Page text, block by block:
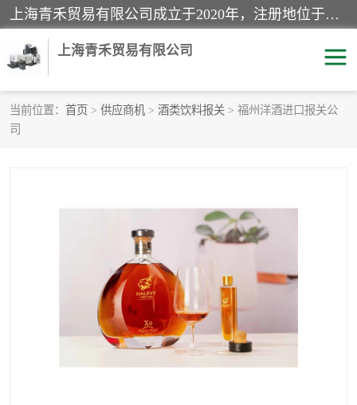
上海青禾贸易有限公司成立于2020年，注册地位于上海市宝山区。经营范围包括：机械设备、五金制品、劳防用品、电子产品、塑胶制品、家具、模具、纺织品、仪器仪表、建筑材料、装饰材料、化工产品、金属制品、机车配件等货物进出口报关、清关服务。
上海青禾贸易有限公司
当前位置： 首页 > 供应商机 > 酒类饮料报关 > 福州洋酒进口报关公
司
进口杂货清关
国际灯具清关